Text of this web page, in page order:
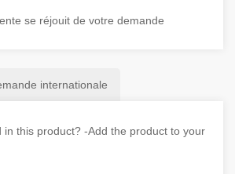
se réjouit de votre demande
internationale
in this product? -Add the product to your